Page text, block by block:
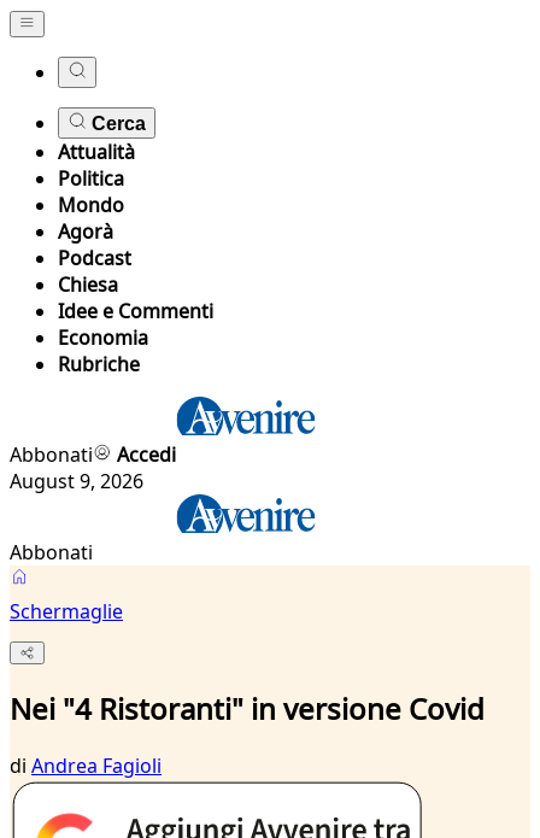
Cerca
Attualità
Politica
Mondo
Agorà
Podcast
Chiesa
Idee e Commenti
Economia
Rubriche
Abbonati
Accedi
August 9, 2026
Abbonati
Schermaglie
Nei "4 Ristoranti" in versione Covid
di Andrea Fagioli